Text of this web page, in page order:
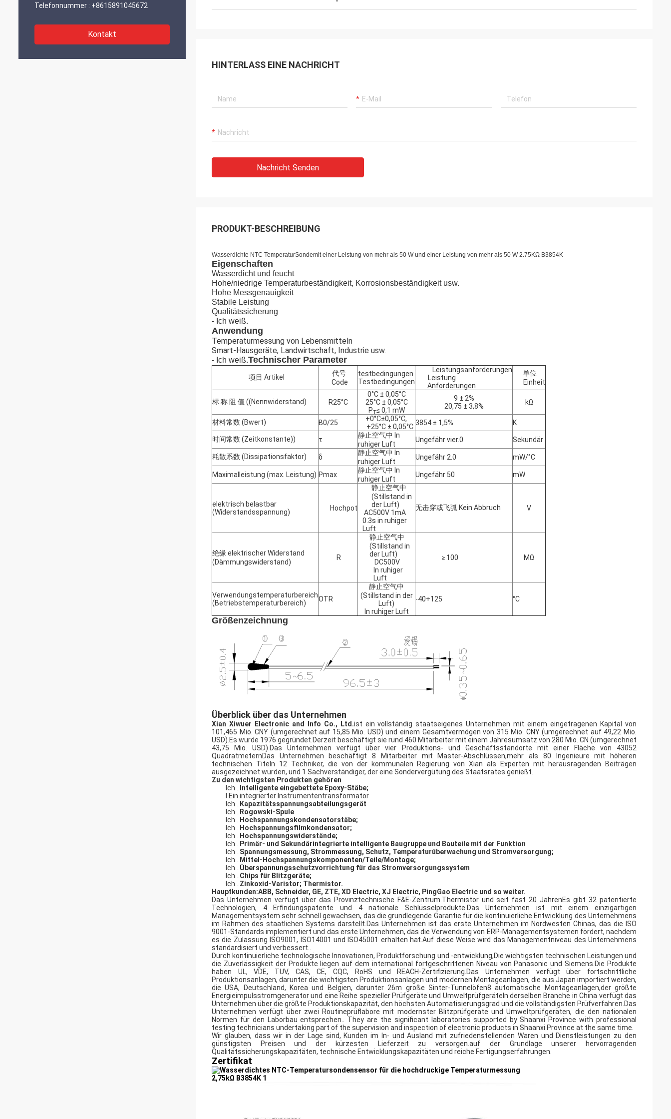
Telefonnummer : +8615891045672
Kontakt
HINTERLASS EINE NACHRICHT
Nachricht Senden
PRODUKT-BESCHREIBUNG
Wasserdichte NTC TemperaturSondemit einer Leistung von mehr als 50 W und einer Leistung von mehr als 50 W 2.75 KΩ B3854K
Eigenschaften
Wasserdicht und feucht
Hohe/niedrige Temperaturbeständigkeit, Korrosionsbeständigkeit usw.
Hohe Messgenauigkeit
Stabile Leistung
Qualitätssicherung
- Ich weiß.
Anwendung
Temperaturmessung von Lebensmitteln
Smart-Hausgeräte, Landwirtschaft, Industrie usw.
- Ich weiß.Technischer Parameter
项目 Artikel
代号
Code
testbedingungen
Testbedingungen
Leistungsanforderungen
Leistung
Anforderungen
单位
Einheit
标 称 阻 值 ((Nennwiderstand) R25°C
0°C ± 0,05°C
25°C ± 0,05°C
PT≤ 0,1 mW
9 ± 2%
20,75 ± 3,8%
kΩ
材料常数 (Bwert) B0/25
+0°C±0,05°C,
+25°C ± 0,05°C 3854 ± 1,5% K
时间常数 (Zeitkonstante)) τ
静止空气中 In
ruhiger Luft
Ungefähr vier.0 Sekundär
耗散系数 (Dissipationsfaktor) δ
静止空气中 In
ruhiger Luft
Ungefähr 2.0 mW/°C
Maximalleistung (max. Leistung) Pmax
静止空气中 In
ruhiger Luft
Ungefähr 50 mW
elektrisch belastbar
(Widerstandsspannung)
Hochpot
静止空气中
(Stillstand in
der Luft)
AC500V 1mA
0.3s in ruhiger
Luft
无击穿或飞弧 Kein Abbruch V
绝缘 elektrischer Widerstand
(Dämmungswiderstand)
R
静止空气中
(Stillstand in
der Luft)
DC500V
In ruhiger
Luft
≥ 100 MΩ
Verwendungstemperaturbereich
(Betriebstemperaturbereich)
OTR
静止空气中
(Stillstand in der
Luft)
In ruhiger Luft
-40+125 °C
Größenzeichnung
Überblick über das Unternehmen
Xian Xiwuer Electronic and Info Co., Ltd.ist ein vollständig staatseigenes Unternehmen mit einem eingetragenen Kapital von
101,465 Mio. CNY (umgerechnet auf 15,85 Mio. USD) und einem Gesamtvermögen von 315 Mio. CNY (umgerechnet auf 49,22 Mio.
USD).Es wurde 1976 gegründet.Derzeit beschäftigt sie rund 460 Mitarbeiter mit einem Jahresumsatz von 280 Mio. CN (umgerechnet
43,75 Mio. USD).Das Unternehmen verfügt über vier Produktions- und Geschäftsstandorte mit einer Fläche von 43052
QuadratmeternDas Unternehmen beschäftigt 8 Mitarbeiter mit Master-Abschlüssen,mehr als 80 Ingenieure mit höheren
technischen Titeln 12 Techniker, die von der kommunalen Regierung von Xian als Experten mit herausragenden Beiträgen
ausgezeichnet wurden, und 1 Sachverständiger, der eine Sondervergütung des Staatsrates genießt.
Zu den wichtigsten Produkten gehören
Ich...
Intelligente eingebettete Epoxy-Stäbe;
l Ein integrierter Instrumententransformator
Ich...
Kapazitätsspannungsabteilungsgerät
Ich...
Rogowski-Spule
Ich...
Hochspannungskondensatorstäbe;
Ich...
Hochspannungsfilmkondensator;
Ich...
Hochspannungswiderstände;
Ich...
Primär- und Sekundärintegrierte intelligente Baugruppe und Bauteile mit der Funktion
Ich... Spannungsmessung, Strommessung, Schutz, Temperaturüberwachung und Stromversorgung;
Ich...
Mittel-Hochspannungskomponenten/Teile/Montage;
Ich... Überspannungsschutzvorrichtung für das Stromversorgungssystem
Ich... Chips für Blitzgeräte;
Ich... Zinkoxid-Varistor; Thermistor.
Hauptkunden:ABB, Schneider, GE, ZTE, XD Electric, XJ Electric, PingGao Electric und so weiter.
Das Unternehmen verfügt über das Provinztechnische F&E-Zentrum.Thermistor und seit fast 20 JahrenEs gibt 32 patentierte
Technologien, 4 Erfindungspatente und 4 nationale Schlüsselprodukte.Das Unternehmen ist mit einem einzigartigen
Managementsystem sehr schnell gewachsen, das die grundlegende Garantie für die kontinuierliche Entwicklung des Unternehmens
im Rahmen des staatlichen Systems darstellt.Das Unternehmen ist das erste Unternehmen im Nordwesten Chinas, das die ISO
9001-Standards implementiert und das erste Unternehmen, das die Verwendung von ERP-Managementsystemen fördert, nachdem
es die Zulassung ISO9001, ISO14001 und ISO45001 erhalten hat.Auf diese Weise wird das Managementniveau des Unternehmens
standardisiert und verbessert..
Durch kontinuierliche technologische Innovationen, Produktforschung und -entwicklung,Die wichtigsten technischen Leistungen und
die Zuverlässigkeit der Produkte liegen auf dem international fortgeschrittenen Niveau von Panasonic und Siemens.Die Produkte
haben UL, VDE, TUV, CAS, CE, CQC, RoHS und REACH-Zertifizierung.Das Unternehmen verfügt über fortschrittliche
Produktionsanlagen, darunter die wichtigsten Produktionsanlagen und modernen Montageanlagen, die aus Japan importiert werden,
die USA, Deutschland, Korea und Belgien, darunter 26m große Sinter-Tunnelöfen8 automatische Montageanlagen,der größte
Energieimpulsstromgenerator und eine Reihe spezieller Prüfgeräte und UmweltprüfgeräteIn derselben Branche in China verfügt das
Unternehmen über die größte Produktionskapazität, den höchsten Automatisierungsgrad und die vollständigsten Prüfverfahren.Das
Unternehmen verfügt über zwei Routineprüflabore mit modernster Blitzprüfgeräte und Umweltprüfgeräten, die den nationalen
Normen für den Laborbau entsprechen.. They are the significant laboratories supported by Shaanxi Province with professional
testing technicians undertaking part of the supervision and inspection of electronic products in Shaanxi Province at the same time.
Wir glauben, dass wir in der Lage sind, Kunden im In- und Ausland mit zufriedenstellenden Waren und Dienstleistungen zu den
günstigsten Preisen und der kürzesten Lieferzeit zu versorgen.auf der Grundlage unserer hervorragenden
Qualitätssicherungskapazitäten, technische Entwicklungskapazitäten und reiche Fertigungserfahrungen.
Zertifikat